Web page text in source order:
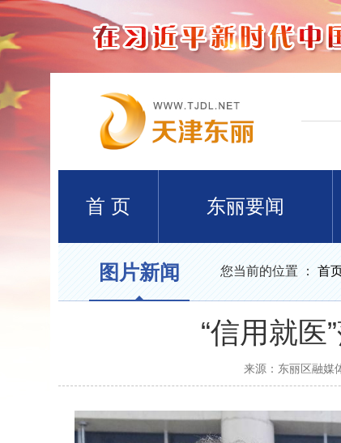
首 页 东丽要闻
图片新闻 您当前的位置 ： 首
“信用就医
来源： 东丽区融媒